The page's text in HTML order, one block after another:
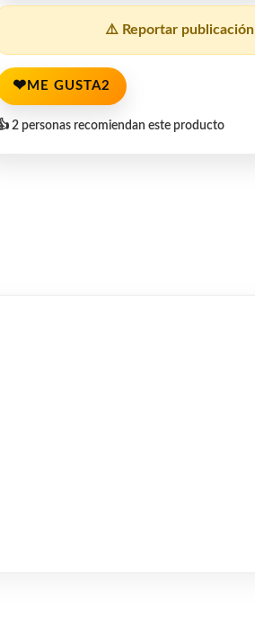
⚠️ Reportar publicación
❤ ME GUSTA2
2 personas recomiendan este producto